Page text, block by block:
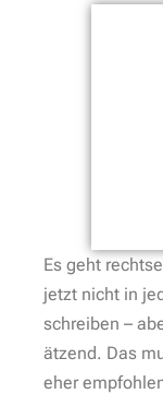
Es geht
jetzt nicht in
schreiben –
ätzend. Das
eher